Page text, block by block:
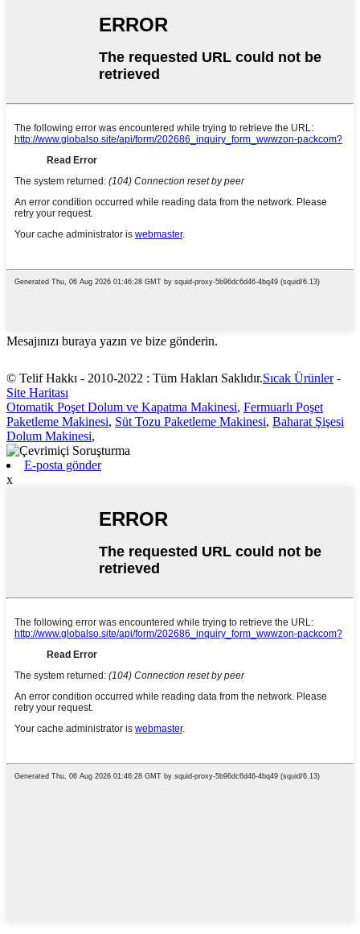
Mesajınızı buraya yazın ve bize gönderin.
© Telif Hakkı - 2010-2022 : Tüm Hakları Saklıdır.Sıcak Ürünler-
Site Haritası
Otomatik Poşet Dolum ve Kapatma Makinesi, Fermuarlı Poşet
Paketleme Makinesi, Süt Tozu Paketleme Makinesi, Baharat Şişesi
Dolum Makinesi,
E-posta gönder
x